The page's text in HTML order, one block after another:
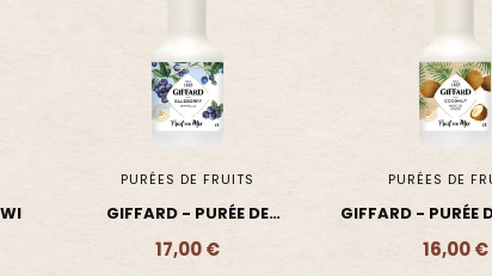
PURÉES DE FRUITS
GIFFARD - PURÉE DE NOIX DE
COCO
16,00 €
Ajouter - 16,00 €
PURÉES DE
GIFFARD - PURÉE
16,00 €
Ajouter -